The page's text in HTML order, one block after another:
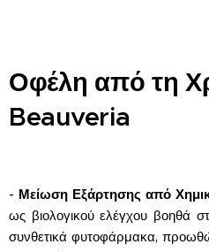
Οφέλη από τη
Beauveria
- Μείωση Εξάρτησης από
ως βιολογικού ελέγχου βοηθά
συνθετικά φυτοφάρμακα,